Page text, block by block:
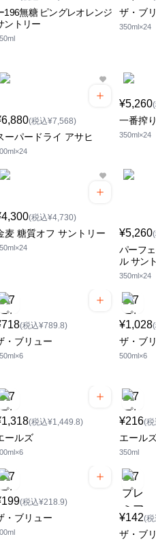
196無糖 ピングレオレンジ
ントリー
ザ・ブ
350ml×24
(税込¥7,568)
ーパードライ アサヒ
¥5,260
一番搾
350ml×24
(税込¥4,730)
麦 糖質オフ サントリー ¥5,260
パーフ
ル サン
350ml×24
(税込¥789.8)
・ブリュー
¥1,028
ザ・ブ
500ml×6
(税込¥1,449.8)
ールズ
¥216(
エール
350ml
(税込¥218.9)
・ブリュー ¥142(
ザ・ブ